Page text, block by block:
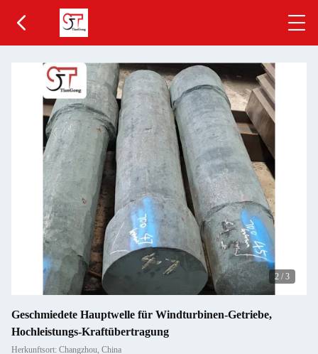
2 / 3
Geschmiedete Hauptwelle für Windturbinen-Getriebe,
Hochleistungs-Kraftübertragung
Herkunftsort: Changzhou, China